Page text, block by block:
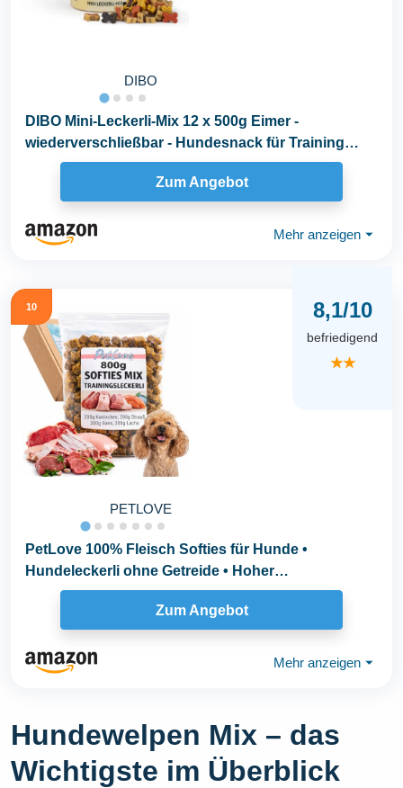
DIBO
DIBO Mini-Leckerli-Mix 12 x 500g Eimer -
wiederverschließbar - Hundesnack für Training
und...
Zum Angebot
Mehr anzeigen ⏷
10
PETLOVE
8,1/10
befriedigend
★★
PetLove 100% Fleisch Softies für Hunde •
Hundeleckerli ohne Getreide • Hoher
Fleischgehalt...
Zum Angebot
Mehr anzeigen ⏷
Hundewelpen Mix – das
Wichtigste im Überblick